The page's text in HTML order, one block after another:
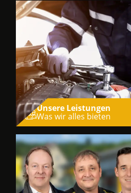
Unsere Leistungen
Was wir alles bieten